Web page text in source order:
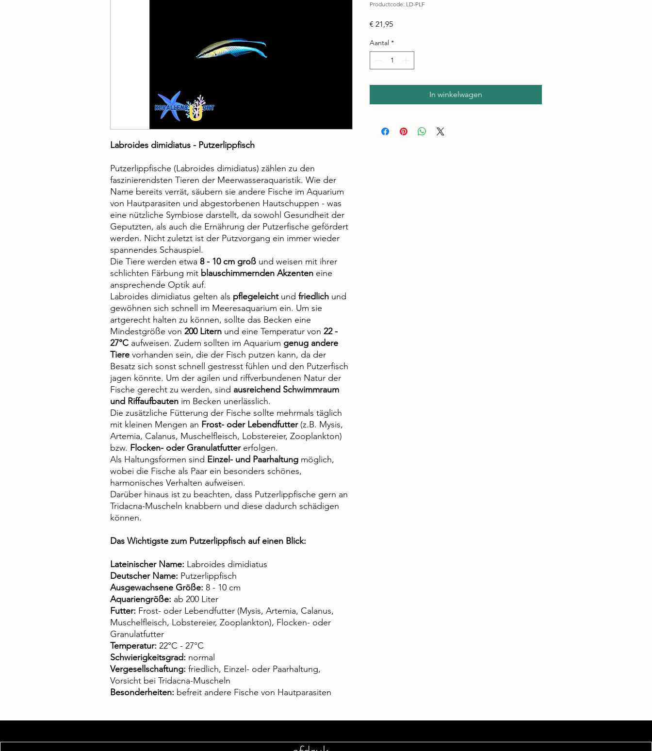
Labroides dimidiatus - Putzerlippfisch
Putzerlippfische (Labroides dimidiatus) zählen zu den
faszinierendsten Tieren der Meerwasseraquaristik. Wie der
Name bereits verrät, säubern sie andere Fische im Aquarium
von Hautparasiten und abgestorbenen Hautschuppen - was
eine nützliche Symbiose darstellt, da sowohl Gesundheit der
Geputzten, als auch die Ernährung der Putzerfische gefördert
werden. Nicht zuletzt ist der Putzvorgang ein immer wieder
spannendes Schauspiel.
Die Tiere werden etwa 8 - 10 cm groß und weisen mit ihrer
schlichten Färbung mit blauschimmernden Akzenten eine
ansprechende Optik auf.
Labroides dimidiatus gelten als pflegeleichtund friedlich und
gewöhnen sich schnell im Meeresaquarium ein. Um sie
artgerecht halten zu können, sollte das Becken eine
Mindestgröße von 200 Litern und eine Temperatur von 22 -
27°C aufweisen. Zudem sollten im Aquarium genug andere
Tiere vorhanden sein, die der Fisch putzen kann, da der
Besatz sich sonst schnell gestresst fühlen und den Putzerfisch
jagen könnte. Um der agilen und riffverbundenen Natur der
Fische gerecht zu werden, sind ausreichend Schwimmraum
und Riffaufbauten im Becken unerlässlich.
Die zusätzliche Fütterung der Fische sollte mehrmals täglich
mit kleinen Mengen an Frost- oder Lebendfutter(z.B. Mysis,
Artemia, Calanus, Muschelfleisch, Lobstereier, Zooplankton)
bzw. Flocken- oder Granulatfuttererfolgen.
Als Haltungsformen sind Einzel- und Paarhaltung möglich,
wobei die Fische als Paar ein besonders schönes,
harmonisches Verhalten aufweisen.
Darüber hinaus ist zu beachten, dass Putzerlippfische gern an
Tridacna-Muscheln knabbern und diese dadurch schädigen
können.
Das Wichtigste zum Putzerlippfisch auf einen Blick:
Lateinischer Name: Labroides dimidiatus
Deutscher Name: Putzerlippfisch
Ausgewachsene Größe: 8 - 10 cm
Aquariengröße: ab 200 Liter
Futter: Frost- oder Lebendfutter (Mysis, Artemia, Calanus,
Muschelfleisch, Lobstereier, Zooplankton), Flocken- oder
Granulatfutter
Temperatur: 22°C - 27°C
Schwierigkeitsgrad: normal
Vergesellschaftung: friedlich, Einzel- oder Paarhaltung,
Vorsicht bei Tridacna-Muscheln
Besonderheiten: befreit andere Fische von Hautparasiten
Productcode: LD-PLF
€ 21,95Prijs
Aantal *
In winkelwagen